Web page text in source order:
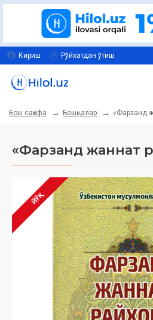
Кириш Рўйхатдан ўтиш
Бош саҳифа Бошқалар «Фарзанд
«Фарзанд жаннат
ЙЎҚ